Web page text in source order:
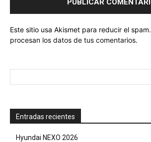
Este sitio usa Akismet para reducir el spam.
procesan los datos de tus comentarios.
Entradas recientes
Hyundai NEXO 2026